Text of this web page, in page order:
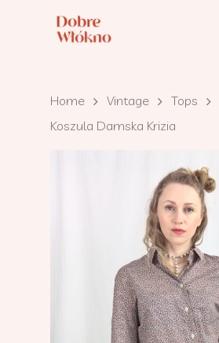
Home Vintage Tops
Koszula Damska Krizia